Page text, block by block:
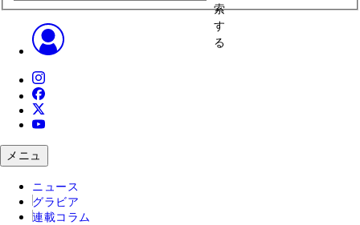
索
す
る
メニュ
ニュース
グラビア
連載コラム